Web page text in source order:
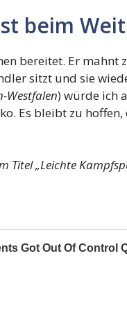
beim
bereitet. Er
sitzt und sie
Westfalen) würde ich
Es bleibt zu
Titel „Leichte